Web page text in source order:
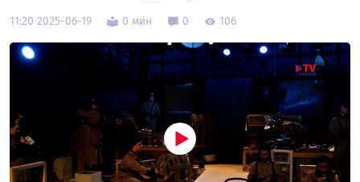
11:20 2025-06-19 0 мин 0 106